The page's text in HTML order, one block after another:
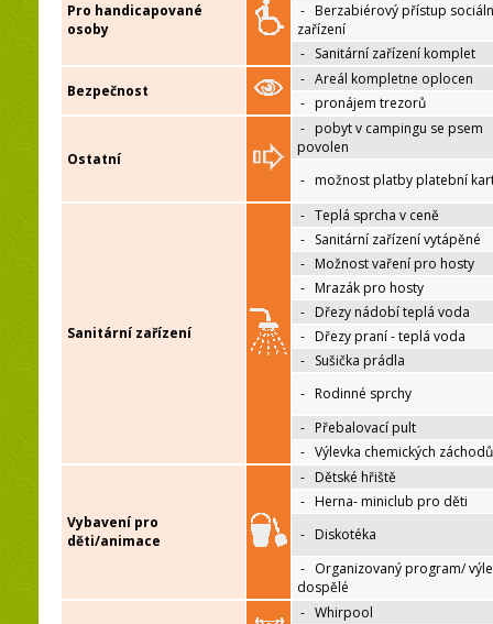
Pro handicapované
osoby
- Berzabiérový přístup
zařízení
- Sanitární zařízení komplet
Bezpečnost
- Areál kompletne oplocen
- pronájem trezorů
Ostatní
- pobyt v campingu se psem
povolen
- možnost platby platební
Sanitární zařízení
- Teplá sprcha v ceně
- Sanitární zařízení vytápěné
- Možnost vaření pro hosty
- Mrazák pro hosty
- Dřezy nádobí teplá voda
- Dřezy praní - teplá voda
- Sušička prádla
- Rodinné sprchy
- Přebalovací pult
- Výlevka chemických záchodů
Vybavení pro
děti/animace
- Dětské hřiště
- Herna- miniclub pro děti
- Diskotéka
- Organizovaný program/
dospělé
- Whirpool